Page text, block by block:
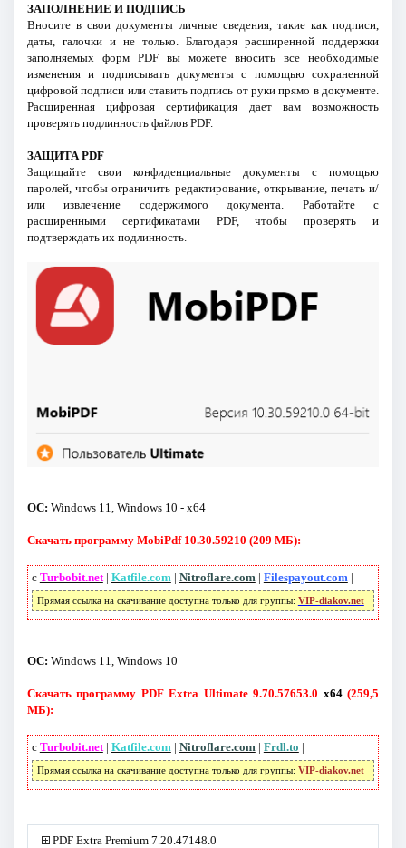
ЗАПОЛНЕНИЕ И ПОДПИСЬ
Вносите в свои документы личные сведения, такие как подписи,
даты, галочки и не только. Благодаря расширенной поддержки
заполняемых форм PDF вы можете вносить все необходимые
изменения и подписывать документы с помощью сохраненной
цифровой подписи или ставить подпись от руки прямо в документе.
Расширенная цифровая сертификация дает вам возможность
проверять подлинность файлов PDF.
ЗАЩИТА PDF
Защищайте свои конфиденциальные документы с помощью
паролей, чтобы ограничить редактирование, открывание, печать и/
или извлечение содержимого документа. Работайте с
расширенными сертификатами PDF, чтобы проверять и
подтверждать их подлинность.
ОС: Windows 11, Windows 10 - x64
Скачать программу MobiPdf 10.30.59210 (209 МБ):
с Turbobit.net| Katfile.com | Nitroflare.com | Filespayout.com |
Прямая ссылка на скачивание доступна только для группы: VIP-diakov.net
ОС: Windows 11, Windows 10
Скачать программу PDF Extra Ultimate 9.70.57653.0 x64(259,5
МБ):
с Turbobit.net| Katfile.com | Nitroflare.com | Frdl.to |
Прямая ссылка на скачивание доступна только для группы: VIP-diakov.net
PDF Extra Premium 7.20.47148.0